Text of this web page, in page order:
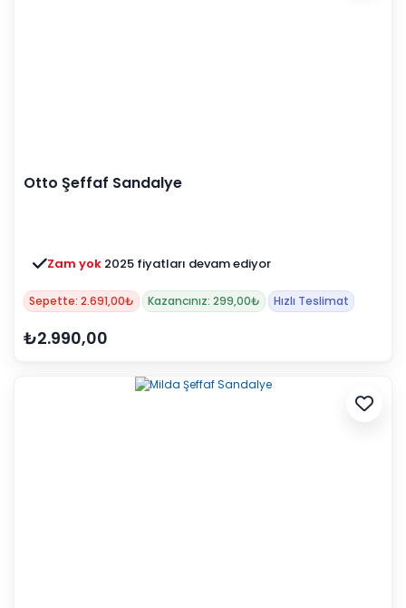
Otto Şeffaf Sandalye
Zam yok 2025 fiyatları devam ediyor
Sepette: 2.691,00₺ Kazancınız: 299,00₺ Hızlı Teslimat
₺2.990,00